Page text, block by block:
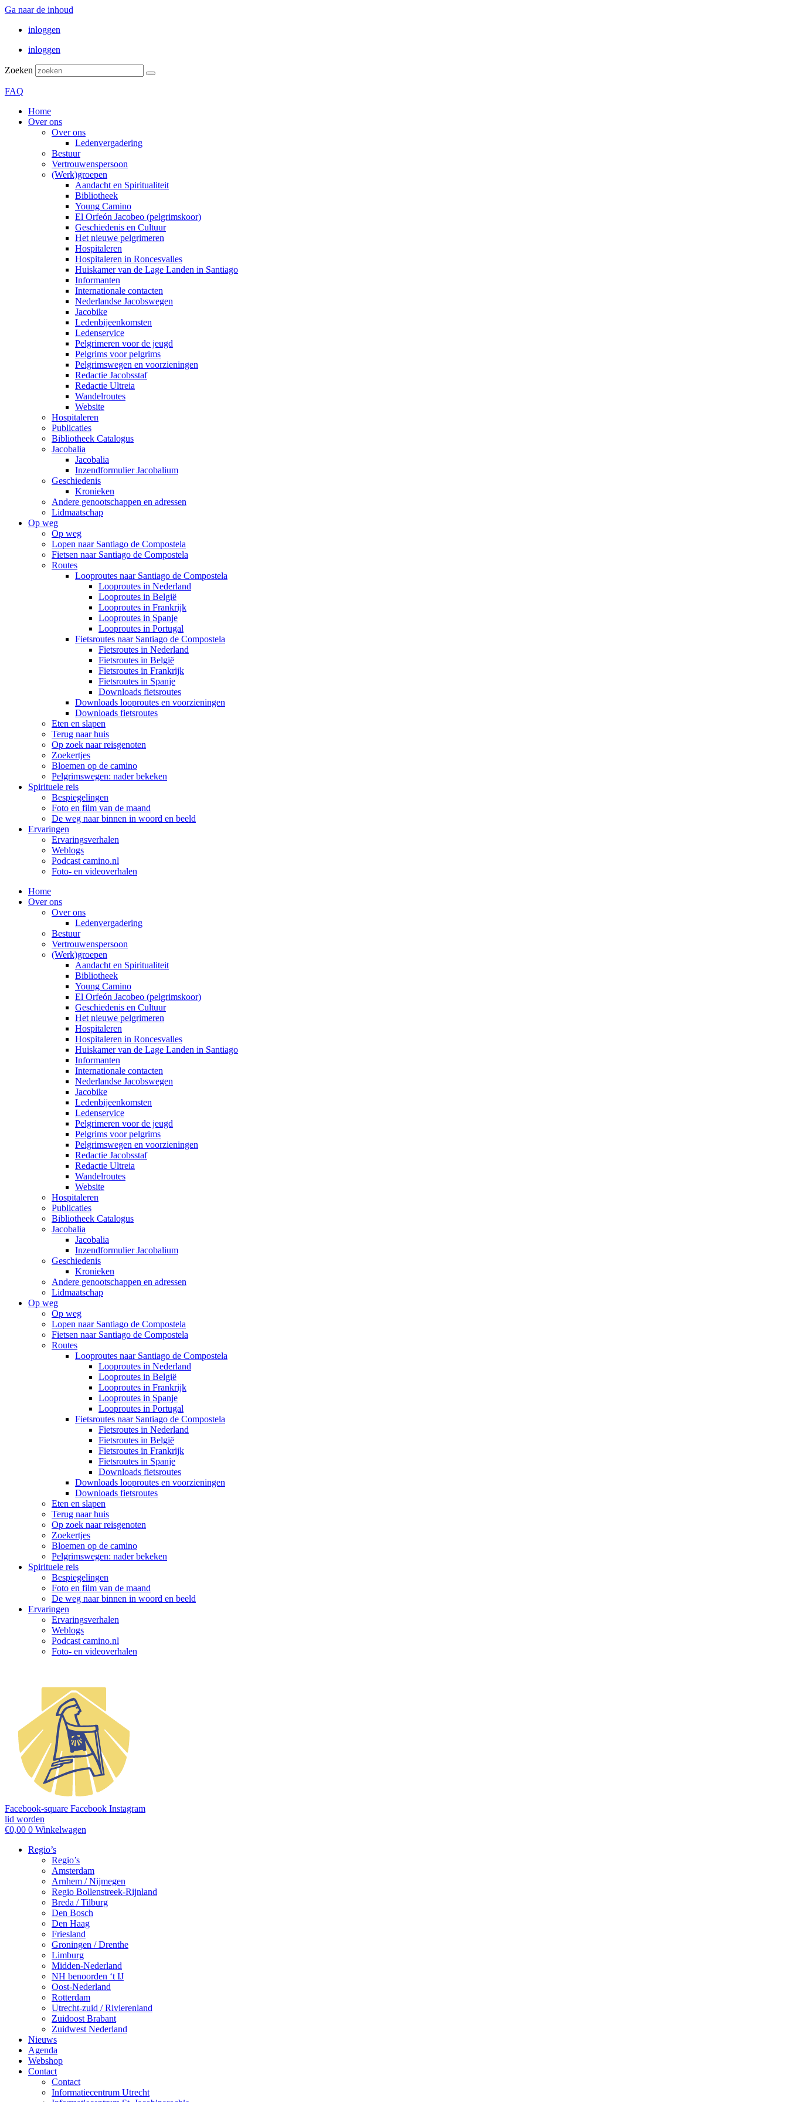
Ga naar de inhoud
inloggen
inloggen
Zoeken
FAQ
Home
Over ons
Over ons
Ledenvergadering
Bestuur
Vertrouwenspersoon
(Werk)groepen
Aandacht en Spiritualiteit
Bibliotheek
Young Camino
El Orfeón Jacobeo (pelgrimskoor)
Geschiedenis en Cultuur
Het nieuwe pelgrimeren
Hospitaleren
Hospitaleren in Roncesvalles
Huiskamer van de Lage Landen in Santiago
Informanten
Internationale contacten
Nederlandse Jacobswegen
Jacobike
Ledenbijeenkomsten
Ledenservice
Pelgrimeren voor de jeugd
Pelgrims voor pelgrims
Pelgrimswegen en voorzieningen
Redactie Jacobsstaf
Redactie Ultreia
Wandelroutes
Website
Hospitaleren
Publicaties
Bibliotheek Catalogus
Jacobalia
Jacobalia
Inzendformulier Jacobalium
Geschiedenis
Kronieken
Andere genootschappen en adressen
Lidmaatschap
Op weg
Op weg
Lopen naar Santiago de Compostela
Fietsen naar Santiago de Compostela
Routes
Looproutes naar Santiago de Compostela
Looproutes in Nederland
Looproutes in België
Looproutes in Frankrijk
Looproutes in Spanje
Looproutes in Portugal
Fietsroutes naar Santiago de Compostela
Fietsroutes in Nederland
Fietsroutes in België
Fietsroutes in Frankrijk
Fietsroutes in Spanje
Downloads fietsroutes
Downloads looproutes en voorzieningen
Downloads fietsroutes
Eten en slapen
Terug naar huis
Op zoek naar reisgenoten
Zoekertjes
Bloemen op de camino
Pelgrimswegen: nader bekeken
Spirituele reis
Bespiegelingen
Foto en film van de maand
De weg naar binnen in woord en beeld
Ervaringen
Ervaringsverhalen
Weblogs
Podcast camino.nl
Foto- en videoverhalen
Home
Over ons
Over ons
Ledenvergadering
Bestuur
Vertrouwenspersoon
(Werk)groepen
Aandacht en Spiritualiteit
Bibliotheek
Young Camino
El Orfeón Jacobeo (pelgrimskoor)
Geschiedenis en Cultuur
Het nieuwe pelgrimeren
Hospitaleren
Hospitaleren in Roncesvalles
Huiskamer van de Lage Landen in Santiago
Informanten
Internationale contacten
Nederlandse Jacobswegen
Jacobike
Ledenbijeenkomsten
Ledenservice
Pelgrimeren voor de jeugd
Pelgrims voor pelgrims
Pelgrimswegen en voorzieningen
Redactie Jacobsstaf
Redactie Ultreia
Wandelroutes
Website
Hospitaleren
Publicaties
Bibliotheek Catalogus
Jacobalia
Jacobalia
Inzendformulier Jacobalium
Geschiedenis
Kronieken
Andere genootschappen en adressen
Lidmaatschap
Op weg
Op weg
Lopen naar Santiago de Compostela
Fietsen naar Santiago de Compostela
Routes
Looproutes naar Santiago de Compostela
Looproutes in Nederland
Looproutes in België
Looproutes in Frankrijk
Looproutes in Spanje
Looproutes in Portugal
Fietsroutes naar Santiago de Compostela
Fietsroutes in Nederland
Fietsroutes in België
Fietsroutes in Frankrijk
Fietsroutes in Spanje
Downloads fietsroutes
Downloads looproutes en voorzieningen
Downloads fietsroutes
Eten en slapen
Terug naar huis
Op zoek naar reisgenoten
Zoekertjes
Bloemen op de camino
Pelgrimswegen: nader bekeken
Spirituele reis
Bespiegelingen
Foto en film van de maand
De weg naar binnen in woord en beeld
Ervaringen
Ervaringsverhalen
Weblogs
Podcast camino.nl
Foto- en videoverhalen
Facebook-square Facebook Instagram
lid worden
€0,00 0 Winkelwagen
Regio’s
Regio’s
Amsterdam
Arnhem / Nijmegen
Regio Bollenstreek-Rijnland
Breda / Tilburg
Den Bosch
Den Haag
Friesland
Groningen / Drenthe
Limburg
Midden-Nederland
NH benoorden ‘t IJ
Oost-Nederland
Rotterdam
Utrecht-zuid / Rivierenland
Zuidoost Brabant
Zuidwest Nederland
Nieuws
Agenda
Webshop
Contact
Contact
Informatiecentrum Utrecht